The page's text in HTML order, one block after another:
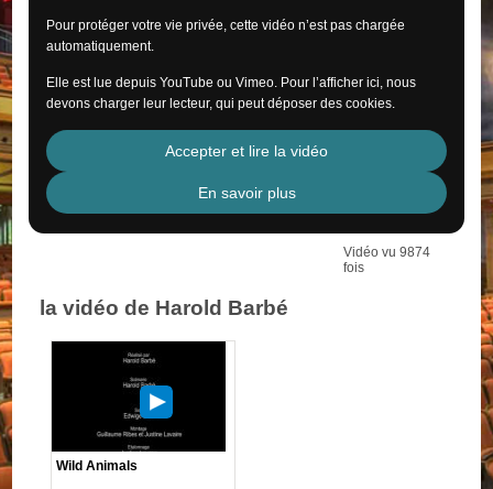
Pour protéger votre vie privée, cette vidéo n’est pas chargée
automatiquement.
Elle est lue depuis YouTube ou Vimeo. Pour l’afficher ici, nous
devons charger leur lecteur, qui peut déposer des cookies.
Accepter et lire la vidéo
En savoir plus
Vidéo vu 9874
fois
la vidéo de Harold Barbé
Wild Animals